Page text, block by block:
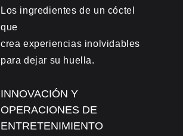
Los ingredientes de un cóctel
que
crea experiencias inolvidables
para dejar su huella.
INNOVACIÓN Y
OPERACIONES DE
ENTRETENIMIENTO